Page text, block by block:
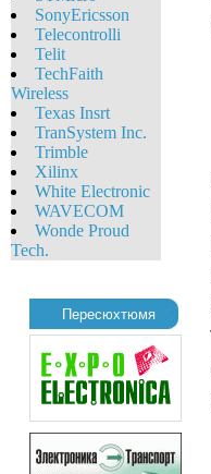
SonyEricsson
Telecontrolli
Telit
TechFaith
Wireless
Texas Insrt
TranSystem Inc.
Trimble
Xilinx
White Eleсtronic
WAVECOM
Wonde Proud
Tech.
Пересюхтюмя